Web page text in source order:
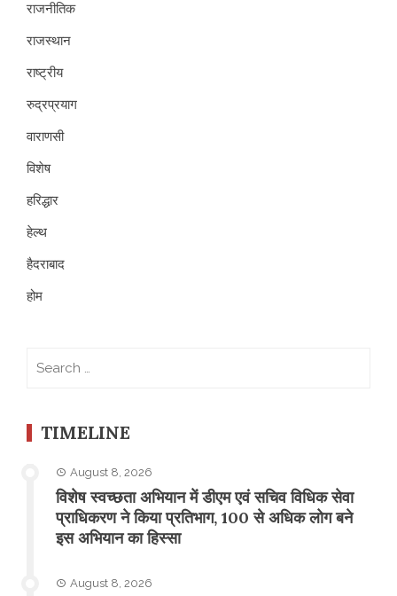
राजनीतिक
राजस्थान
राष्ट्रीय
रुद्रप्रयाग
वाराणसी
विशेष
हरिद्धार
हेल्थ
हैदराबाद
होम
TIMELINE
August 8, 2026
विशेष स्वच्छता अभियान में डीएम एवं सचिव विधिक सेवा
प्राधिकरण ने किया प्रतिभाग, 100 से अधिक लोग बने
इस अभियान का हिस्सा
August 8, 2026